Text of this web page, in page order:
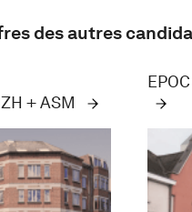
des autres
+ ASM